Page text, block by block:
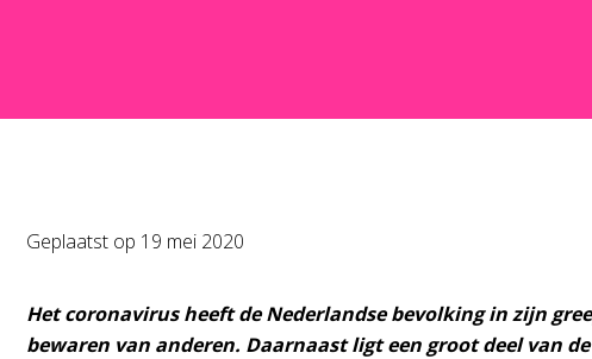
Geplaatst op 19 mei 2020
Het coronavirus heeft de Nederlandse bevolking in zijn
bewaren van anderen. Daarnaast ligt een groot deel van